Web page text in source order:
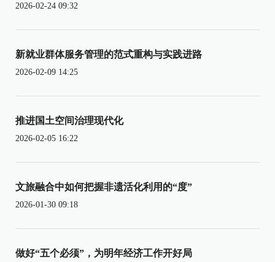
2026-02-24 09:32
新就业群体服务管理的范式重构与实践进路
2026-02-09 14:25
推进国土空间治理现代化
2026-02-05 16:22
文旅融合中如何把握非遗活化利用的“度”
2026-01-30 09:18
做好“五个必须”，为明年经济工作开好局